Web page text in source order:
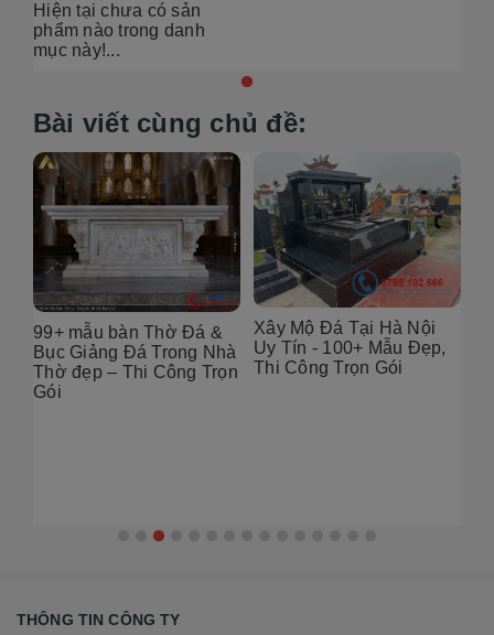
Hiện tại chưa có sản
phẩm nào trong danh
mục này!...
Bài viết cùng chủ đề:
99+ mẫu bàn Thờ Đá &
Bục Giảng Đá Trong Nhà
Thờ đẹp – Thi Công Trọn
Gói
Xây Mộ Đá Tại Hà Nội
Uy Tín - 100+ Mẫu Đẹp,
Thi Công Trọn Gói
THÔNG TIN CÔNG TY